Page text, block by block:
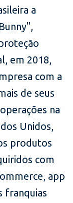
a
em 2018,
com a
de seus
na
Unidos,
produtos
com
app
franquias